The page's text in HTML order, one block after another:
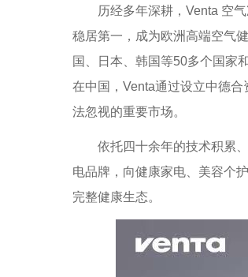
历经多年深耕，Venta 空气
稳居第一，成为欧洲高端空气
国、日本、韩国等50多个国家
在中国，Venta通过设立中德
法忽视的重要市场。
依托四十余年的技术积累、
电品牌，向健康家电、美容个
完整健康生态。